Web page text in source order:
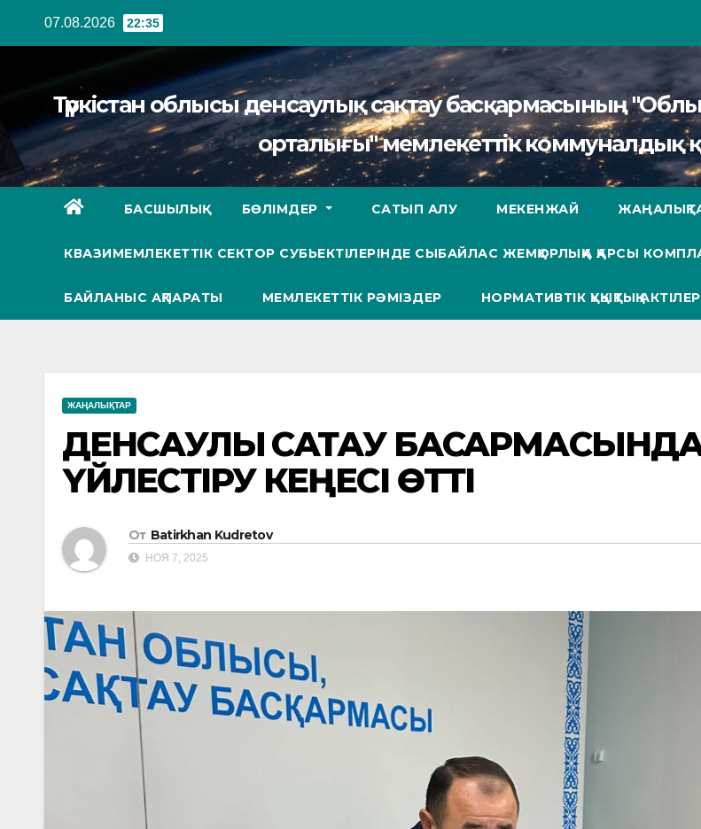
07.08.2026 22:35
Түркістан облысы денсаулық сақтау басқармасының
орталығы" мемлекеттік коммуналдық
БАСШЫЛЫҚ БӨЛІМДЕР САТЫП АЛУ МЕКЕНЖАЙ
КВАЗИМЕМЛЕКЕТТІК СЕКТОР СУБЬЕКТІЛЕРІНДЕ СЫБАЙЛАС ЖЕМҚОРЛЫҚҚА ҚАРСЫ
БАЙЛАНЫС АҚПАРАТЫ МЕМЛЕКЕТТІК РӘМІЗДЕР НОРМАТИВТІК ҚҰҚЫҚТЫҚ АКТІЛЕР
ЖАҢАЛЫҚТАР
ДЕНСАУЛЫҚ САҚТАУ
ҮЙЛЕСТІРУ КЕҢЕСІ ӨТТІ
От Batirkhan Kudretov
НОЯ 7, 2025